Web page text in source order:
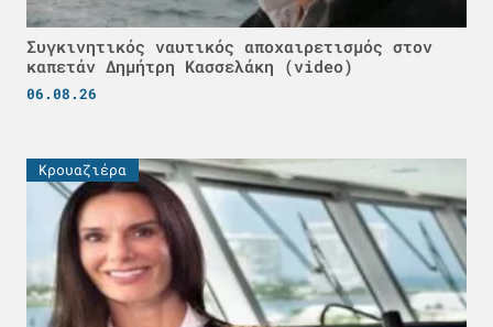
Συγκινητικός ναυτικός αποχαιρετισμός στον
καπετάν Δημήτρη Κασσελάκη (video)
06.08.26
Κρουαζιέρα